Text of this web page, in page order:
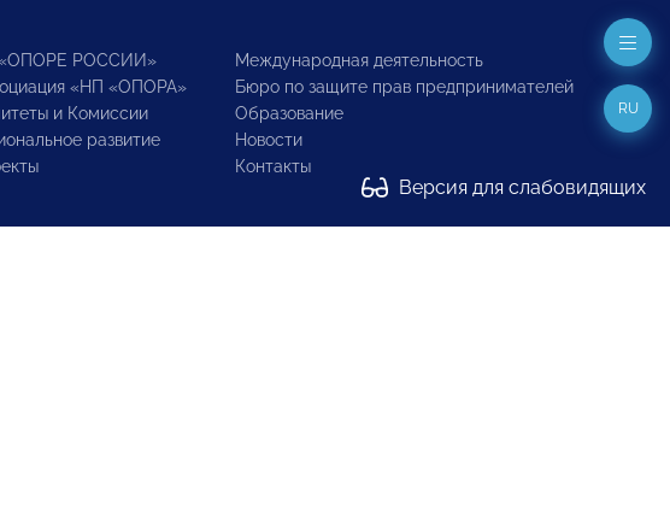
РОССИИ»
«НП «ОПОРА»
и Комиссии
развитие
Международная деятельность
Бюро по защите прав предпринимателей
Образование
Новости
Контакты
Версия для слабовидящих
RU